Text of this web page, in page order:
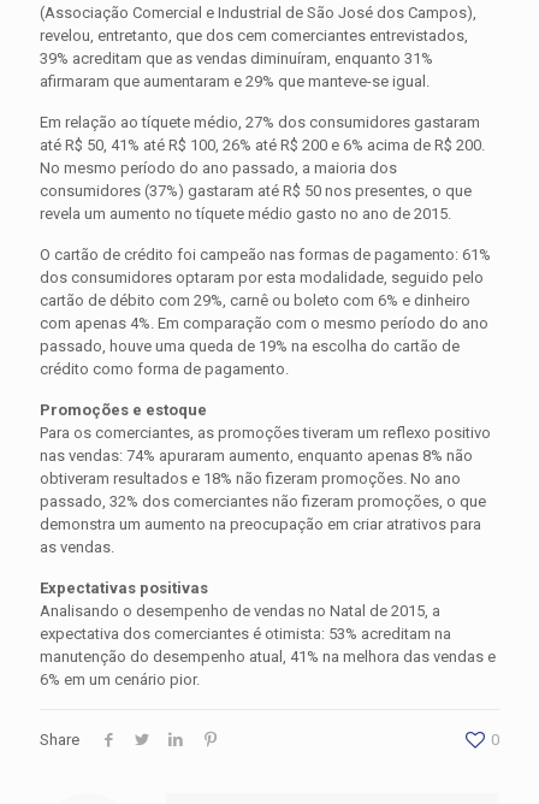
(Associação Comercial e Industrial de São José dos Campos),
revelou, entretanto, que dos cem comerciantes entrevistados,
39% acreditam que as vendas diminuíram, enquanto 31%
afirmaram que aumentaram e 29% que manteve-se igual.
Em relação ao tíquete médio, 27% dos consumidores gastaram
até R$ 50, 41% até R$ 100, 26% até R$ 200 e 6% acima de R$ 200.
No mesmo período do ano passado, a maioria dos
consumidores (37%) gastaram até R$ 50 nos presentes, o que
revela um aumento no tíquete médio gasto no ano de 2015.
O cartão de crédito foi campeão nas formas de pagamento: 61%
dos consumidores optaram por esta modalidade, seguido pelo
cartão de débito com 29%, carnê ou boleto com 6% e dinheiro
com apenas 4%. Em comparação com o mesmo período do ano
passado, houve uma queda de 19% na escolha do cartão de
crédito como forma de pagamento.
Promoções e estoque
Para os comerciantes, as promoções tiveram um reflexo positivo
nas vendas: 74% apuraram aumento, enquanto apenas 8% não
obtiveram resultados e 18% não fizeram promoções. No ano
passado, 32% dos comerciantes não fizeram promoções, o que
demonstra um aumento na preocupação em criar atrativos para
as vendas.
Expectativas positivas
Analisando o desempenho de vendas no Natal de 2015, a
expectativa dos comerciantes é otimista: 53% acreditam na
manutenção do desempenho atual, 41% na melhora das vendas e
6% em um cenário pior.
Share 0